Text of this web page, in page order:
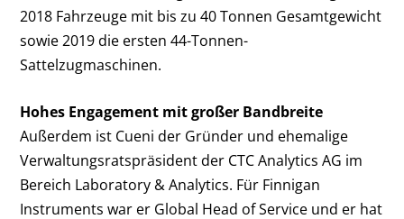
2018 Fahrzeuge mit bis zu 40 Tonnen Gesamtgewicht
sowie 2019 die ersten 44-Tonnen-
Sattelzugmaschinen.
Hohes Engagement mit großer Bandbreite
Außerdem ist Cueni der Gründer und ehemalige
Verwaltungsratspräsident der CTC Analytics AG im
Bereich Laboratory & Analytics. Für Finnigan
Instruments war er Global Head of Service und er hat